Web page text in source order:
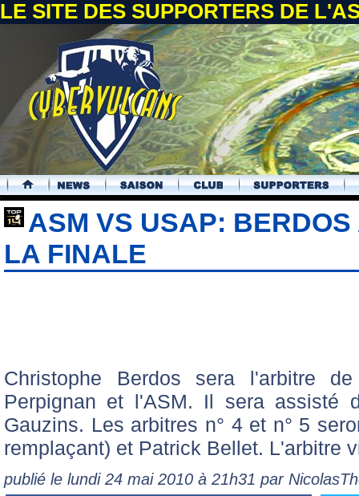
LE SITE DES SUPPORTERS DE
.
ASM VS USAP:
LA FINALE
Christophe Berdos sera l'arbitre
Perpignan et l'ASM. Il sera assisté
Gauzins. Les arbitres n° 4 et n° 5
remplaçant) et Patrick Bellet. L'arbitre
publié le lundi 24 mai 2010 à 21h31 par